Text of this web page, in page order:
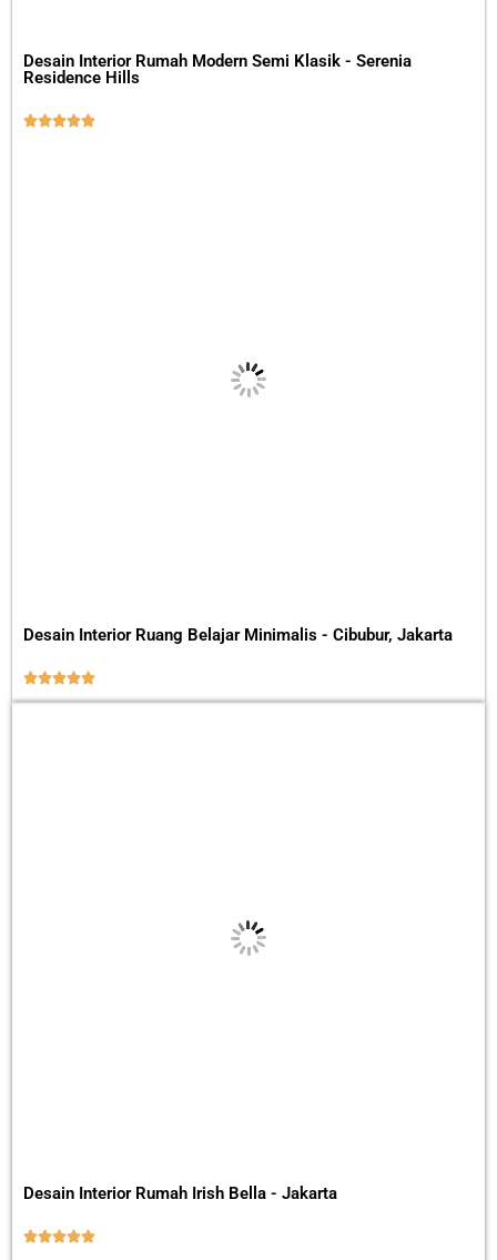
Desain Interior Rumah Modern Semi Klasik - Serenia
Residence Hills

Desain Interior Ruang Belajar Minimalis - Cibubur, Jakarta

Desain Interior Rumah Irish Bella - Jakarta
